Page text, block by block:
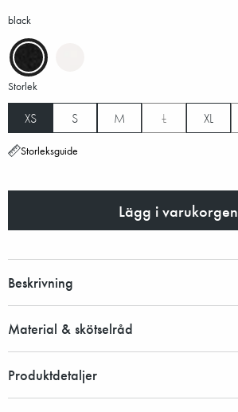
black
Storlek
XS S M L XL
Storleksguide
Lägg i varukorgen
Beskrivning
Material & skötselråd
Produktdetaljer